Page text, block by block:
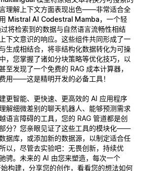
理解上下文方面表现出色——非常适合全
Mistral AI Codestral Mamba，一个轻
将检索到的数据与自然语言流畅性相结
下文意识的响应。这些组件共同形成了一
生成相结合，将非结构化数据转化为可操
，您掌握了诸如分块策略等优化技巧，以
至发现了一个免费的 RAG 成本计算器，
用——这是精明开发的必备工具！
更智能、更快速、更高效的 AI 应用程序
解细微差别的聊天机器人、能够预测需求
语言障碍的工具，您的 RAG 管道都是创
分？您亲眼见证了这些工具的模块化——
据库，或添加新的数据源，以制定适合任
以，尽管去实验吧：无畏创新，持续优
骋。未来的 AI 由您来塑造，每次一个
构建，分享您的创作，看看您的想法如何